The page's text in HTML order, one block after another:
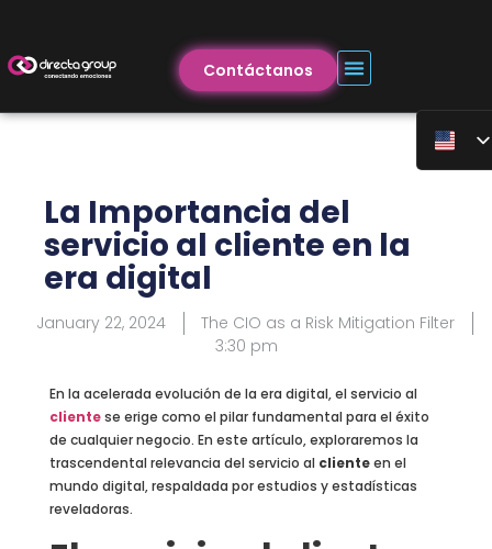
Contáctanos
La Importancia del
servicio al cliente en la
era digital
January 22, 2024
The CIO as a Risk Mitigation Filter
3:30 pm
En la acelerada evolución de la era digital, el servicio al
clientese erige como el pilar fundamental para el éxito
de cualquier negocio. En este artículo, exploraremos la
trascendental relevancia del servicio al clienteen el
mundo digital, respaldada por estudios y estadísticas
reveladoras.